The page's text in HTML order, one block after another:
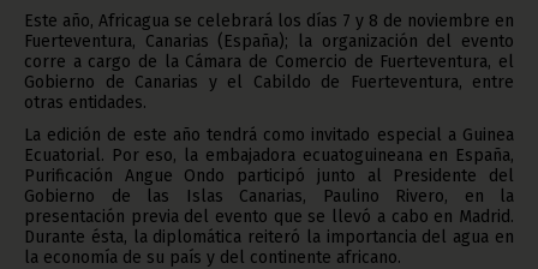
Este año, Africagua se celebrará los días 7 y 8 de noviembre en
Fuerteventura, Canarias (España); la organización del evento
corre a cargo de la Cámara de Comercio de Fuerteventura, el
Gobierno de Canarias y el Cabildo de Fuerteventura, entre
otras entidades.
La edición de este año tendrá como invitado especial a Guinea
Ecuatorial. Por eso, la embajadora ecuatoguineana en España,
Purificación Angue Ondo participó junto al Presidente del
Gobierno de las Islas Canarias, Paulino Rivero, en la
presentación previa del evento que se llevó a cabo en Madrid.
Durante ésta, la diplomática reiteró la importancia del agua en
la economía de su país y del continente africano.